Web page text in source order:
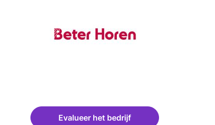
Evalueer het bedrijf